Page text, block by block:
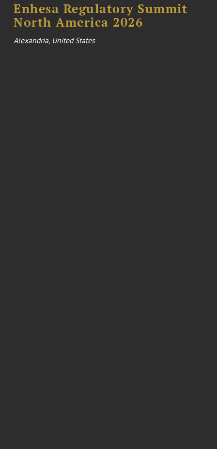
Enhesa Regulatory Summit
North America 2026
Alexandria, United States